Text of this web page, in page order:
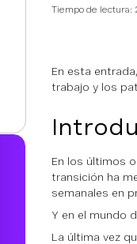
Tiempo de lectura:
En esta
trabajo y los
En los últimos
transición ha
semanales en
Y en el mundo
La última vez